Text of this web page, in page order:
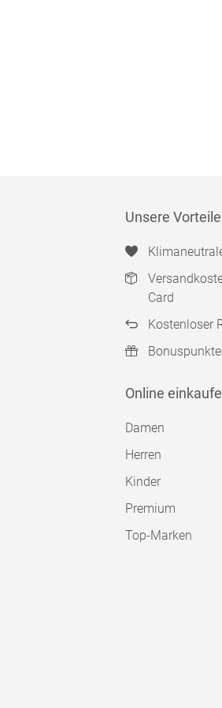
Unsere Vorteile
Card
Kostenloser
Online
Damen
Herren
Kinder
Premium
Top-Marken